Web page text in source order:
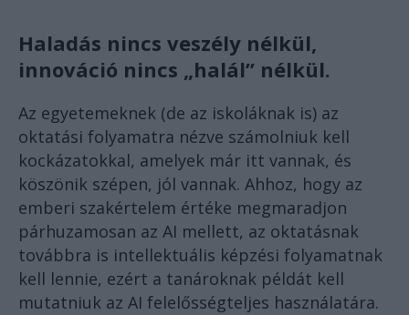
Haladás nincs veszély nélkül,
innováció nincs „halál” nélkül.
Az egyetemeknek (de az iskoláknak is) az
oktatási folyamatra nézve számolniuk kell
kockázatokkal, amelyek már itt vannak, és
köszönik szépen, jól vannak. Ahhoz, hogy az
emberi szakértelem értéke megmaradjon
párhuzamosan az AI mellett, az oktatásnak
továbbra is intellektuális képzési folyamatnak
kell lennie, ezért a tanároknak példát kell
mutatniuk az AI felelősségteljes használatára.